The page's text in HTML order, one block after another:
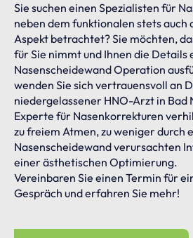
Sie suchen einen Spezialisten für
neben dem funktionalen stets auch
Aspekt betrachtet? Sie möchten,
für Sie nimmt und Ihnen die Details
Nasenscheidewand Operation
wenden Sie sich vertrauensvoll an
niedergelassener HNO-Arzt in Bad
Experte für Nasenkorrekturen
zu freiem Atmen, zu weniger durch
Nasenscheidewand verursachten
einer ästhetischen Optimierung.
Vereinbaren Sie einen Termin für
Gespräch und erfahren Sie mehr!